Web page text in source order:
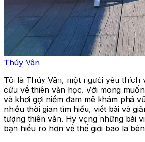
Thúy Vân
Tôi là Thúy Vân, một người yêu thích
cứu về thiên văn học. Với mong
và khơi gợi niềm đam mê khám phá
nhiều thời gian tìm hiểu, viết bài và
tượng thiên văn. Hy vọng những bài
bạn hiểu rõ hơn về thế giới bao la